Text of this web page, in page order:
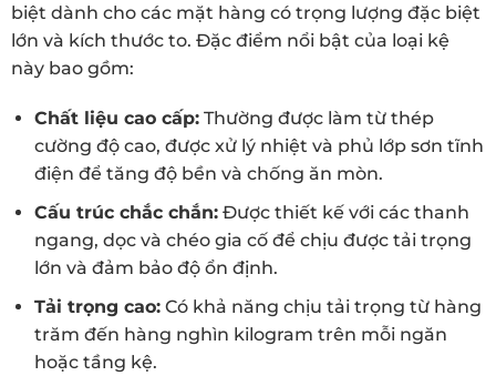
biệt dành cho các mặt hàng có trọng lượng đặc biệt
lớn và kích thước to. Đặc điểm nổi bật của loại kệ
này bao gồm:
Chất liệu cao cấp:Thường được làm từ thép
cường độ cao, được xử lý nhiệt và phủ lớp sơn tĩnh
điện để tăng độ bền và chống ăn mòn.
Cấu trúc chắc chắn:Được thiết kế với các thanh
ngang, dọc và chéo gia cố để chịu được tải trọng
lớn và đảm bảo độ ổn định.
Tải trọng cao:Có khả năng chịu tải trọng từ hàng
trăm đến hàng nghìn kilogram trên mỗi ngăn
hoặc tầng kệ.